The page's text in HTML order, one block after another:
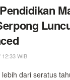
12:33 WIB
dari seratus